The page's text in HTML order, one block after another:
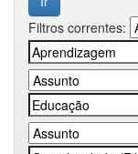
Filtros correntes: